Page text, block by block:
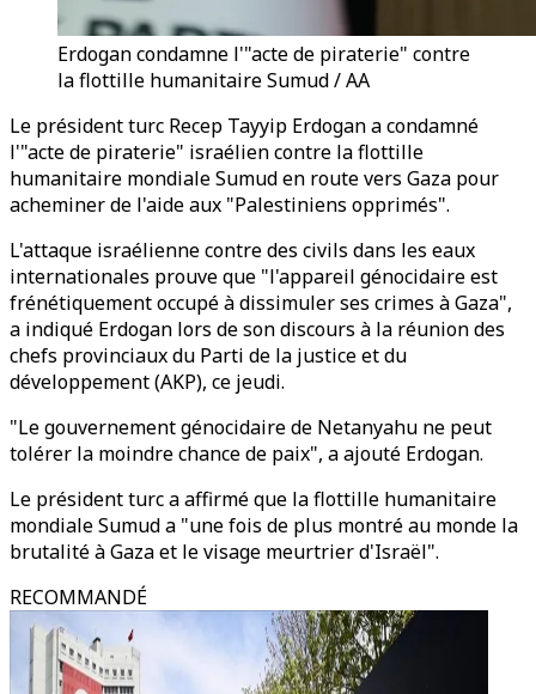
Erdogan condamne l'"acte de piraterie" contre
la flottille humanitaire Sumud / AA
Le président turc Recep Tayyip Erdogan a condamné
l'"acte de piraterie" israélien contre la flottille
humanitaire mondiale Sumud en route vers Gaza pour
acheminer de l'aide aux "Palestiniens opprimés".
L'attaque israélienne contre des civils dans les eaux
internationales prouve que "l'appareil génocidaire est
frénétiquement occupé à dissimuler ses crimes à Gaza",
a indiqué Erdogan lors de son discours à la réunion des
chefs provinciaux du Parti de la justice et du
développement (AKP), ce jeudi.
"Le gouvernement génocidaire de Netanyahu ne peut
tolérer la moindre chance de paix", a ajouté Erdogan.
Le président turc a affirmé que la flottille humanitaire
mondiale Sumud a "une fois de plus montré au monde la
brutalité à Gaza et le visage meurtrier d'Israël".
RECOMMANDÉ